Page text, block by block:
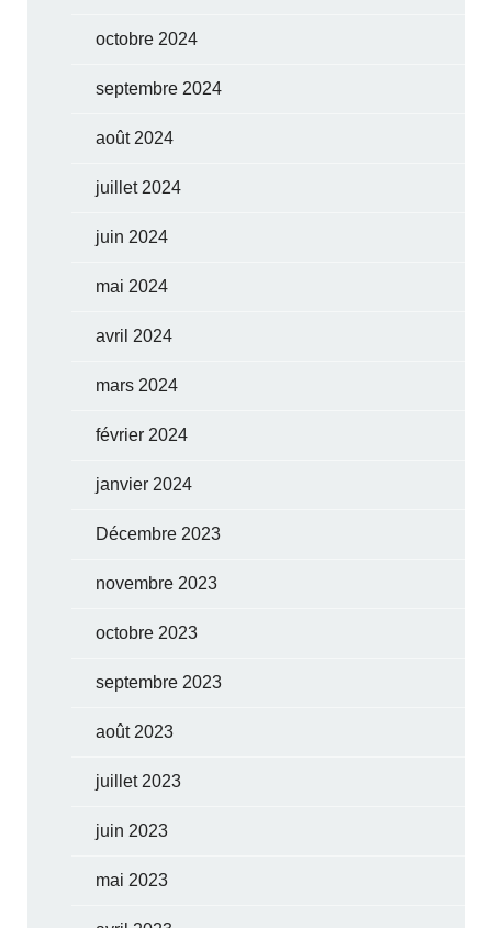
octobre 2024
septembre 2024
août 2024
juillet 2024
juin 2024
mai 2024
avril 2024
mars 2024
février 2024
janvier 2024
Décembre 2023
novembre 2023
octobre 2023
septembre 2023
août 2023
juillet 2023
juin 2023
mai 2023